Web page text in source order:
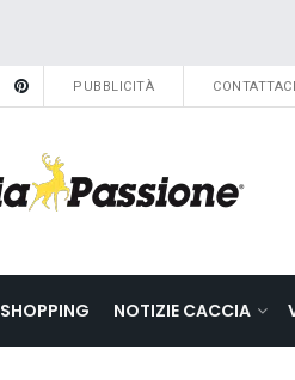
PUBBLICITÀ CONTATTACI
SHOPPING NOTIZIE CACCIA